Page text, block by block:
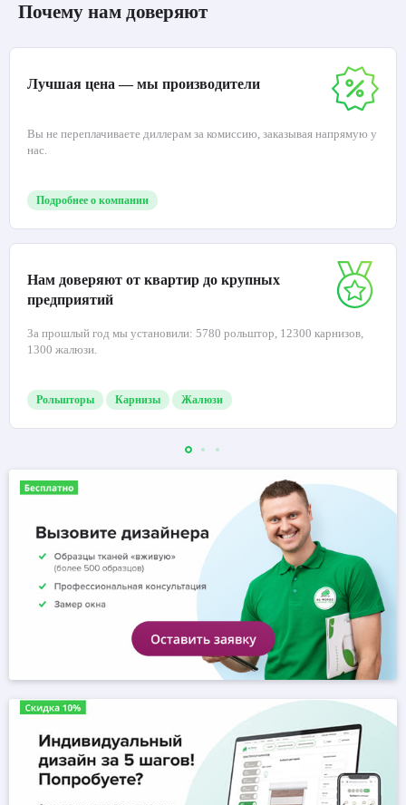
Почему нам доверяют
Лучшая цена — мы производители
Вы не переплачиваете диллерам за комиссию, заказывая напрямую у
нас.
Подробнее о компании
Нам доверяют от квартир до крупных
предприятий
За прошлый год мы установили: 5780 рольштор, 12300 карнизов,
1300 жалюзи.
Рольшторы Карнизы Жалюзи